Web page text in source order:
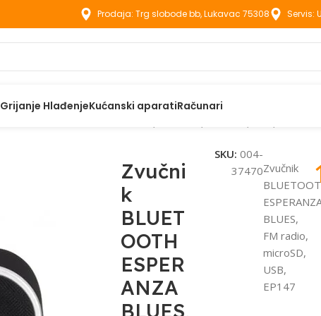
Prodaja: Trg slobode bb, Lukavac 75308 Servis:
Grijanje HlađenjeKućanski aparatiRačunari
Zvučni
k
BLUET
OOTH
ESPER
ANZA
BLUES,
SKU:004-
37470Zvučnik
BLUES,
FM radio,
microSD,
USB,
EP147